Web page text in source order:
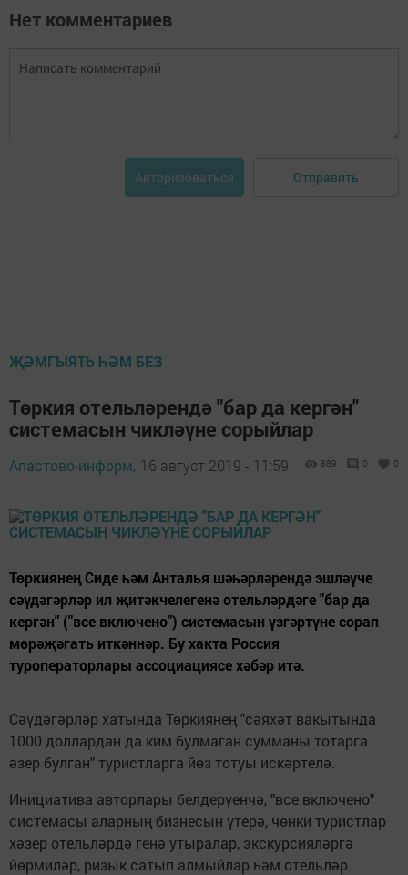
Нет комментариев
Авторизоваться Отправить
ҖӘМГЫЯТЬ ҺӘМ БЕЗ
Төркия отельләрендә "бар да кергән"
системасын чикләүне сорыйлар
Апастово-информ, 16 август 2019 - 11:59 889 0 0
Төркиянең Сиде һәм Анталья шәһәрләрендә эшләүче
сәүдәгәрләр ил җитәкчелегенә отельләрдәге "бар да
кергән" ("все включено") системасын үзгәртүне сорап
мөрәҗәгать иткәннәр. Бу хакта Россия
туроператорлары ассоциациясе хәбәр итә.
Сәүдәгәрләр хатында Төркиянең "сәяхәт вакытында
1000 доллардан да ким булмаган сумманы тотарга
әзер булган" туристларга йөз тотуы искәртелә.
Инициатива авторлары белдерүенчә, "все включено"
системасы аларның бизнесын үтерә, чөнки туристлар
хәзер отельләрдә генә утыралар, экскурсияләргә
йөрмиләр, ризык сатып алмыйлар һәм отельләр